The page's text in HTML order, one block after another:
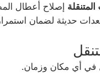
إصلاح أعطال
حديثة لضمان
في أي مكان وزمان.